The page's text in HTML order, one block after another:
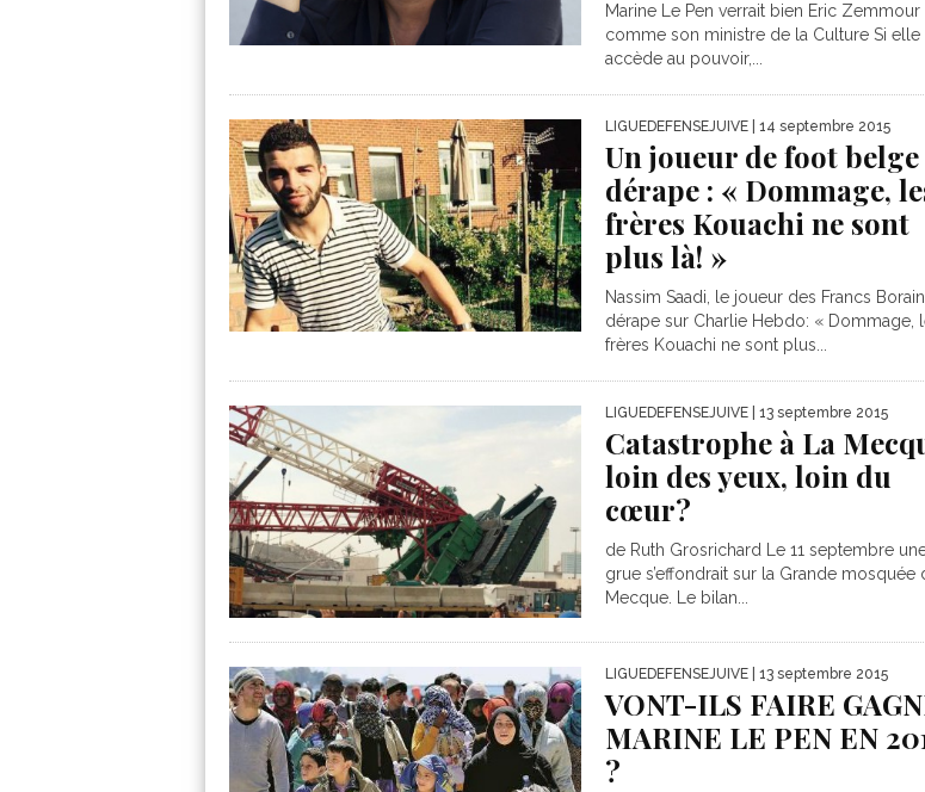
Marine Le Pen verrait bien Eric Zemmour
comme son ministre de la Culture Si elle
accède au pouvoir,...
LIGUEDEFENSEJUIVE | 14 septembre 2015
Un joueur de foot belge
dérape : « Dommage,
frères Kouachi ne sont
plus là! »
Nassim Saadi, le joueur des Francs
dérape sur Charlie Hebdo: « Dommage,
frères Kouachi ne sont plus...
LIGUEDEFENSEJUIVE | 13 septembre 2015
Catastrophe à La
loin des yeux, loin du
cœur?
de Ruth Grosrichard Le 11 septembre
grue s’effondrait sur la Grande mosquée
Mecque. Le bilan...
LIGUEDEFENSEJUIVE | 13 septembre 2015
VONT-ILS FAIRE
MARINE LE PEN EN
?